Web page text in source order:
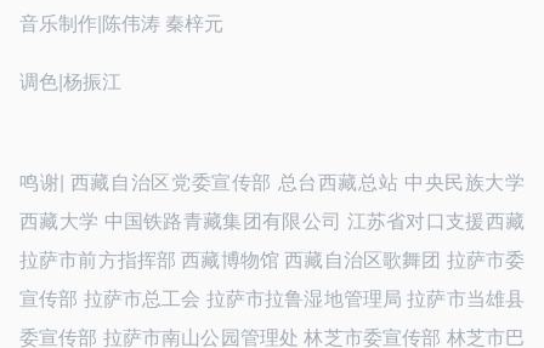
音乐制作|陈伟涛 秦梓元
调色|杨振江
鸣谢| 西藏自治区党委宣传部 总台西藏总站 中央民族大学
西藏大学 中国铁路青藏集团有限公司 江苏省对口支援西藏
拉萨市前方指挥部 西藏博物馆 西藏自治区歌舞团 拉萨市委
宣传部 拉萨市总工会 拉萨市拉鲁湿地管理局 拉萨市当雄县
委宣传部 拉萨市南山公园管理处 林芝市委宣传部 林芝市巴